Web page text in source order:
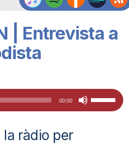
| Entrevista a
00:00
Feu
servir
la ràdio per